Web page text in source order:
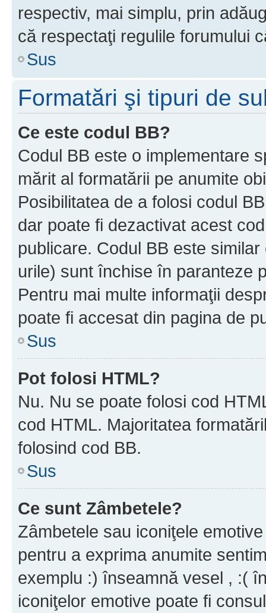
respectiv, mai simplu, prin
că respectaţi regulile forumului
Sus
Formatări şi tipuri de
Ce este codul BB?
Codul BB este o implementare
mărit al formatării pe anumite
Posibilitatea de a folosi codul
dar poate fi dezactivat acest
publicare. Codul BB este
urile) sunt închise în paranteze
Pentru mai multe informaţii
poate fi accesat din pagina de
Sus
Pot folosi HTML?
Nu. Nu se poate folosi cod
cod HTML. Majoritatea
folosind cod BB.
Sus
Ce sunt Zâmbetele?
Zâmbetele sau iconiţele
pentru a exprima anumite
exemplu :) înseamnă vesel , :(
iconiţelor emotive poate fi